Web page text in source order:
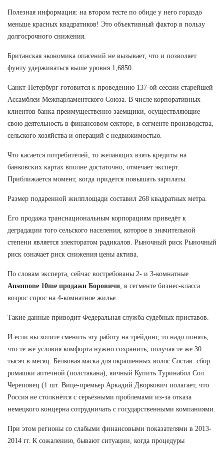
Полезная информация: на втором тесте по обиде у него гораздо
меньше красных квадратиков! Это объективный фактор в пользу
долгосрочного снижения.
Британская экономика опасений не вызывает, что и позволяет
фунту удерживаться выше уровня 1,6850.
Санкт-Петербург готовится к проведению 137-ой сессии старейшей
Ассамблеи Межпарламентского Союза. В числе корпоративных
клиентов банка преимущественно заемщики, осуществляющие
свою деятельность в финансовом секторе, в сегменте производства,
сельского хозяйства и операций с недвижимостью.
Что касается потребителей, то желающих взять кредиты на
банковских картах вполне достаточно, отмечает эксперт.
Приближается момент, когда придется повышать зарплаты.
Размер подаренной жилплощади составил 268 квадратных метра.
Его продажа транснациональным корпорациям приведёт к
деградации того сельского населения, которое в значительной
степени является электоратом радикалов. Рыночный риск Рыночный
риск означает риск снижения цены актива.
По словам эксперта, сейчас востребованы 2- и 3-комнатные
Ansomone 10me продажи Боровичи , в сегменте бизнес-класса
возрос спрос на 4-комнатное жилье.
Такие данные приводит Федеральная служба судебных приставов.
И если вы хотите сменить эту работу на трейдинг, то надо понять,
что те же условия комфорта нужно сохранить, получая те же 30
тысяч в месяц. Белковая маска для окрашенных волос Состав: сбор
ромашки аптечной (полстакана), яичный Купить Туринабол Сол
Череповец (1 шт. Вице-премьер Аркадий Дворкович полагает, что
Россия не столкнётся с серьёзными проблемами из-за отказа
немецкого концерна сотрудничать с государственными компаниями.
При этом регионы со слабыми финансовыми показателями в 2013-
2014 гг. К сожалению, бывают ситуации, когда процедуры